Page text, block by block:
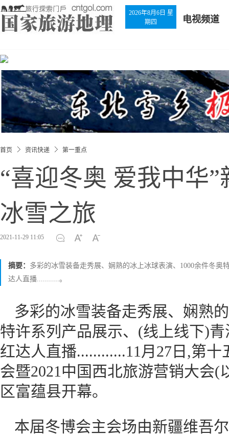
2026年8月6日 星
期四
电视频道
首页 资讯快递 第一重点
“喜迎冬奥 爱我中华
冰雪之旅
2021-11-29 11:05
摘要： 多彩的冰雪装备走秀展、娴熟的冰上冰球表演、1000余件冬
达人直播...........。
多彩的冰雪装备走秀展、娴熟
特许系列产品展示、(线上线下)
红达人直播............11月27日,第
会暨2021中国西北旅游营销大会
区富蕴县开幕。
本届冬博会主会场由新疆维吾